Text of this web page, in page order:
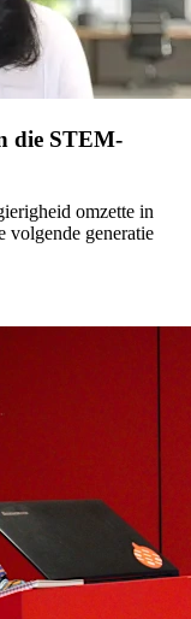
die STEM-
omzette in
volgende generatie